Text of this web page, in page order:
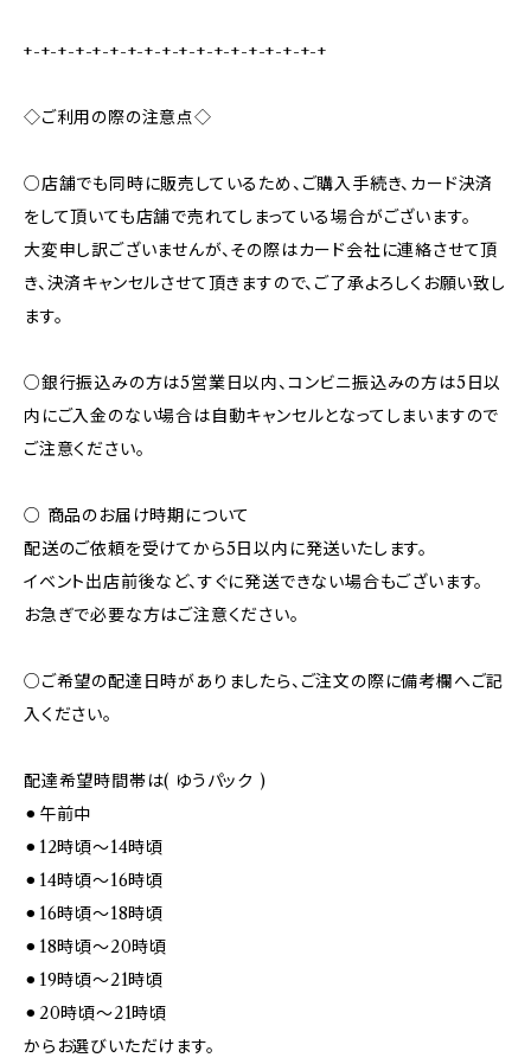
+-+-+-+-+-+-+-+-+-+-+-+-+-+-+-+-+-+
◇ご利用の際の注意点◇
○店舗でも同時に販売しているため、ご購入手続き、カード決済
をして頂いても店舗で売れてしまっている場合がございます。
大変申し訳ございませんが、その際はカード会社に連絡させて頂
き、決済キャンセルさせて頂きますので、ご了承よろしくお願い致し
ます。
○銀行振込みの方は5営業日以内、コンビニ振込みの方は5日以
内にご入金のない場合は自動キャンセルとなってしまいますので
ご注意ください。
○ 商品のお届け時期について
配送のご依頼を受けてから5日以内に発送いたします。
イベント出店前後など、すぐに発送できない場合もございます。
お急ぎで必要な方はご注意ください。
○ご希望の配達日時がありましたら、ご注文の際に備考欄へご記
入ください。
配達希望時間帯は( ゆうパック )
⚫︎午前中
⚫︎12時頃～14時頃
⚫︎14時頃～16時頃
⚫︎16時頃～18時頃
⚫︎18時頃～20時頃
⚫︎19時頃～21時頃
⚫︎20時頃～21時頃
からお選びいただけます。